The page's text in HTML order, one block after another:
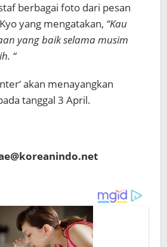
berbagai foto dari pesan
yang mengatakan, “Kau
yang baik selama musim
“
akan menayangkan
tanggal 3 April.